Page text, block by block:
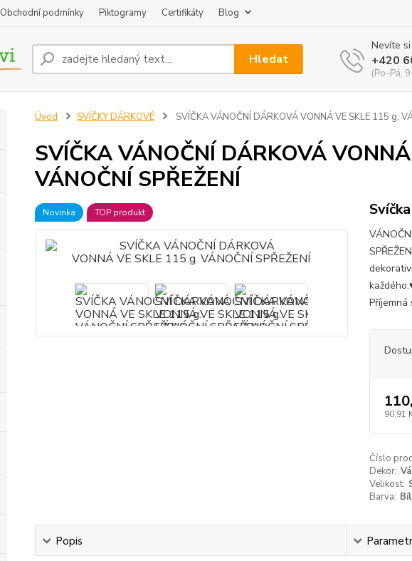
Obchodní podmínky Piktogramy Certifikáty Blog
Hledat
Nevíte
+420
(Po-Pá,
Úvod SVÍČKY DÁRKOVÉ SVÍČKA VÁNOČNÍ DÁRKOVÁ VONNÁ VE SKLE 115 g.
SVÍČKA VÁNOČNÍ DÁRKOVÁ
VÁNOČNÍ SPŘEŽENÍ
Novinka TOP produkt
Příjemná
90,91
Číslo
Dekor:
Velikost:
Barva:
Popis